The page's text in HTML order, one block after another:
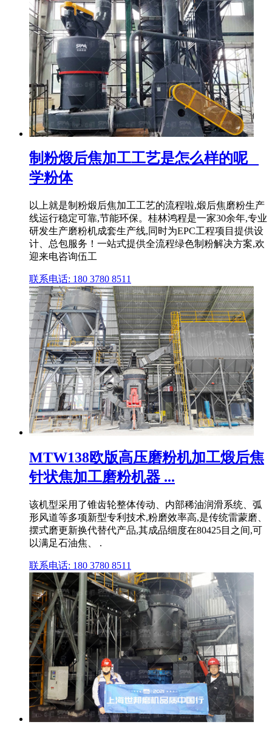
制粉煅后焦加工工艺是怎么样的呢 _
学粉体
以上就是制粉煅后焦加工工艺的流程啦,煅后焦磨粉生产
线运行稳定可靠,节能环保。桂林鸿程是一家30余年,专业
研发生产磨粉机成套生产线,同时为EPC工程项目提供设
计、总包服务！一站式提供全流程绿色制粉解决方案,欢
迎来电咨询伍工
联系电话: 180 3780 8511
MTW138欧版高压磨粉机加工煅后焦
针状焦加工磨粉机器 ...
该机型采用了锥齿轮整体传动、内部稀油润滑系统、弧
形风道等多项新型专利技术,粉磨效率高,是传统雷蒙磨、
摆式磨更新换代替代产品,其成品细度在80425目之间,可
以满足石油焦、 .
联系电话: 180 3780 8511